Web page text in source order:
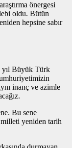
önergesi
oldu. Bütün
hepsine sabır
yıl Büyük Türk
inanç ve azimle
Bu sene
yeniden tarih